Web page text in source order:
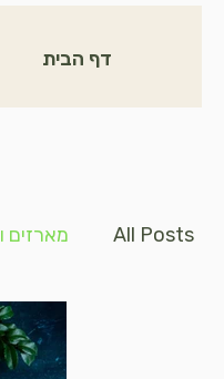
דף הבית
All Posts מארזים